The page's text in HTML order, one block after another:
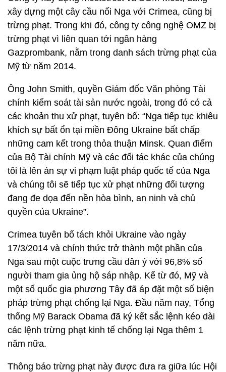
xây dựng một cây cầu nối Nga với Crimea, cũng bị
trừng phạt. Trong khi đó, công ty công nghệ OMZ bị
trừng phạt vì liên quan tới ngân hàng
Gazprombank, nằm trong danh sách trừng phạt của
Mỹ từ năm 2014.
Ông John Smith, quyền Giám đốc Văn phòng Tài
chính kiểm soát tài sản nước ngoài, trong đó có cả
các khoản thu xử phạt, tuyên bố: “Nga tiếp tục khiêu
khích sự bất ổn tại miền Đông Ukraine bất chấp
những cam kết trong thỏa thuận Minsk. Quan điểm
của Bộ Tài chính Mỹ và các đối tác khác của chúng
tôi là lên án sự vi phạm luật pháp quốc tế của Nga
và chúng tôi sẽ tiếp tục xử phạt những đối tượng
đang đe dọa đến nền hòa bình, an ninh và chủ
quyền của Ukraine”.
Crimea tuyên bố tách khỏi Ukraine vào ngày
17/3/2014 và chính thức trở thành một phần của
Nga sau một cuộc trưng cầu dân ý với 96,8% số
người tham gia ủng hộ sáp nhập. Kể từ đó, Mỹ và
một số quốc gia phương Tây đã áp đặt một số biện
pháp trừng phạt chống lại Nga. Đầu năm nay, Tổng
thống Mỹ Barack Obama đã ký kết sắc lệnh kéo dài
các lệnh trừng phạt kinh tế chống lại Nga thêm 1
năm nữa.
Thông báo trừng phạt này được đưa ra giữa lúc Hội